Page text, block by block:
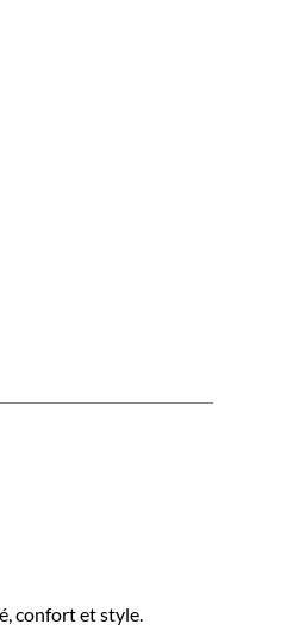
confort et style.